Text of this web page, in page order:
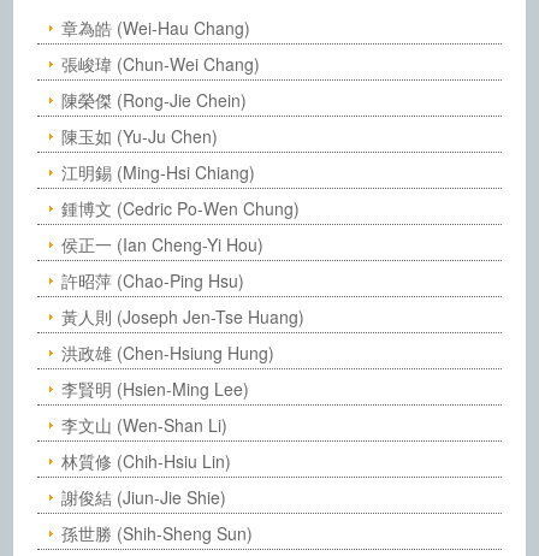
章為皓 (Wei-Hau Chang)
張峻瑋 (Chun-Wei Chang)
陳榮傑 (Rong-Jie Chein)
陳玉如 (Yu-Ju Chen)
江明錫 (Ming-Hsi Chiang)
鍾博文 (Cedric Po-Wen Chung)
侯正一 (Ian Cheng-Yi Hou)
許昭萍 (Chao-Ping Hsu)
黃人則 (Joseph Jen-Tse Huang)
洪政雄 (Chen-Hsiung Hung)
李賢明 (Hsien-Ming Lee)
李文山 (Wen-Shan Li)
林質修 (Chih-Hsiu Lin)
謝俊結 (Jiun-Jie Shie)
孫世勝 (Shih-Sheng Sun)